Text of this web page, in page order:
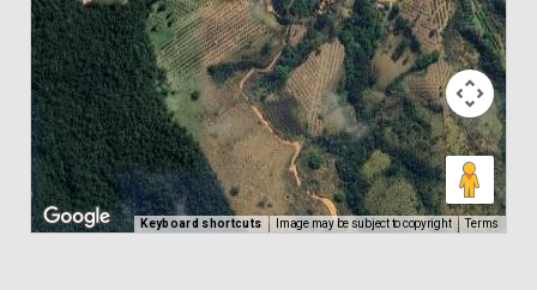
Keyboard shortcuts Image may be subject to copyright Terms